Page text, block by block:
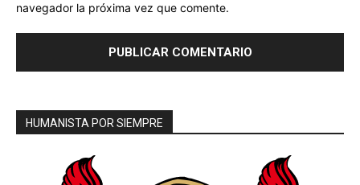
navegador la próxima vez que comente.
HUMANISTA POR SIEMPRE